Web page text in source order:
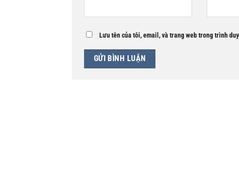
Lưu tên của tôi, email, và trang web trong trình